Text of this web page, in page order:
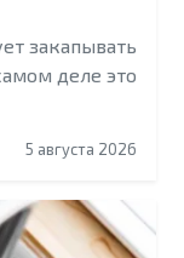
закапывать
деле это
5 августа 2026